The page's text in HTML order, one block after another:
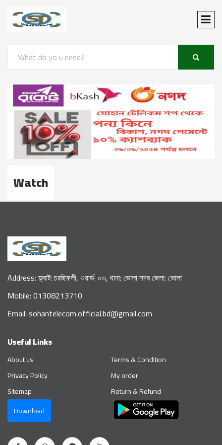
Watch
Address: ফ্ল্যাট: চরছিফলী, ওয়ার্ড: ০৩, থানা: ভোলা সদর জেলা: ভোলা
Mobile: 01308213710
Email: sohantelecom.official.bd@gmail.com
Useful Links
About us
Privacy Policy
Sitemap
Download
Terms & Condition
My order
Return & Refund